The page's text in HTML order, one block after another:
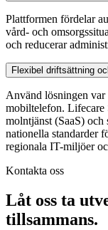
Plattformen fördelar
vård- och
och reducerar
Flexibel driftsättning
Använd lösningen var
mobiltelefon. Lifecare
molntjänst (SaaS)
nationella standarder
regionala IT-miljöer
Kontakta oss
Låt oss ta
tillsammans.